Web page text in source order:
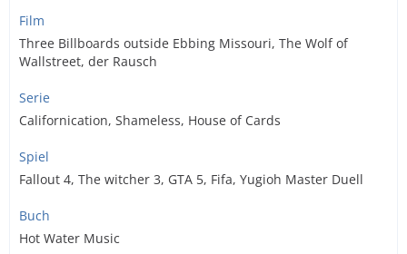
Film
Three Billboards outside Ebbing Missouri, The Wolf of
Wallstreet, der Rausch
Serie
Californication, Shameless, House of Cards
Spiel
Fallout 4, The witcher 3, GTA 5, Fifa, Yugioh Master Duell
Buch
Hot Water Music